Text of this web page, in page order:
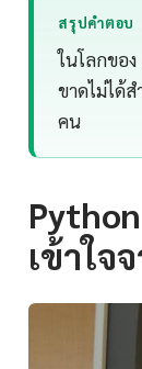
สรุปคำตอบ
ในโลกขอ
ขาดไม่ได้ส
คน
เข้าใจ